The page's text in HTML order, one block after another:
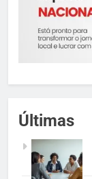
Últimas